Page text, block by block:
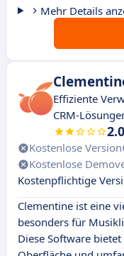
Mehr Details
Effiziente
CRM-
2.0
Kostenlose Version
Kostenlose
Kostenpflichtige
Clementine ist eine
besonders für
Diese Software